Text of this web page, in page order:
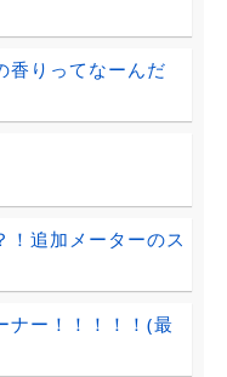
香りってなーんだ
！追加メーターのス
ナー！！！！！(最